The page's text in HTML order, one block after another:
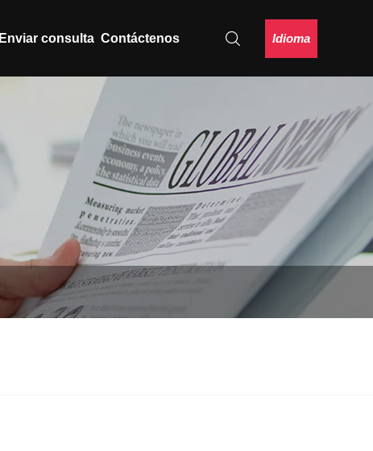
Enviar consulta Contáctenos Idioma